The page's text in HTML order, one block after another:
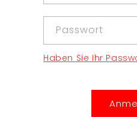
Passwort
Haben Sie Ihr